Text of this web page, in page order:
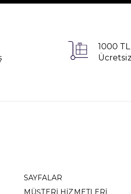
1000
SAYFALAR
MÜŞTERİ HİZMETLERİ